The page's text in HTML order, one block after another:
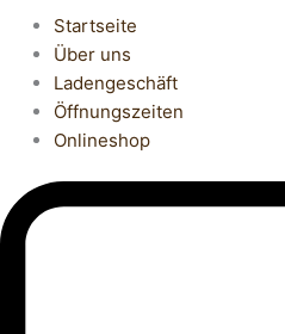
Startseite
Über uns
Ladengeschäft
Öffnungszeiten
Onlineshop